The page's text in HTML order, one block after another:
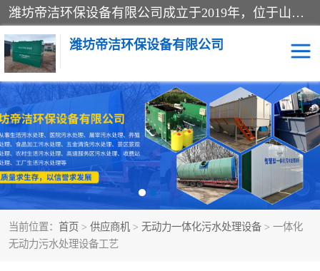
潍坊帝洁环保设备有限公司成立于2019年，位于山东省潍坊市潍城经济开发区；公司专注于环境保护专用设备及配件的研发、生产、安装与销售，同时涉及医用消毒设备、机电设备和仪器仪表的销售。此外，公司提供环保工程施工、环保技术研发与转让、技术服务以及环境工程专项设计服务，致力于为客户提供全面的环保解决方案，助力绿色可持续发展。
潍坊帝洁环保设备有限公司
当前位置： 首页 > 供应商机 > 无动力一体化污水处理设备 > 一体化
无动力污水处理设备工艺
一体化提升泵站 屠宰肉食品加工污水处理
设备
一体化生活污水处理设备 学校污水处理设备
医院污水处理设备 喷涂废水油墨废水
玻璃钢一体化污水处理设 水性涂料加工污水处理设